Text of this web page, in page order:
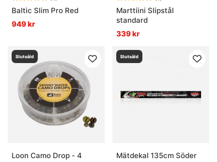
Baltic Slim Pro Red
949 kr
Marttiini Slipstål
standard
339 kr
Slutsåld
Loon Camo Drop - 4
Slutsåld
Mätdekal 135cm Söder